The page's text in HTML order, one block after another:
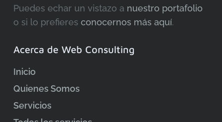
Puedes echar un vistazo a nuestro portafolio
o si lo prefieres conocernos más aquí.
Acerca de Web Consulting
Inicio
Quienes Somos
Servicios